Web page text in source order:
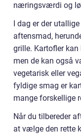
næringsværdi og
I dag er der
aftensmad,
grille. Kartofler
men de kan også
vegetarisk eller
fyldige smag er
mange forskellige
Når du tilbereder
at vælge den rette